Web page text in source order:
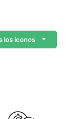
los iconos